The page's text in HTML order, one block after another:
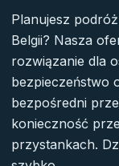
Planujesz
Belgii? Nasza
rozwiązanie dla
bezpieczeństwo
bezpośredni
konieczność
przystankach.